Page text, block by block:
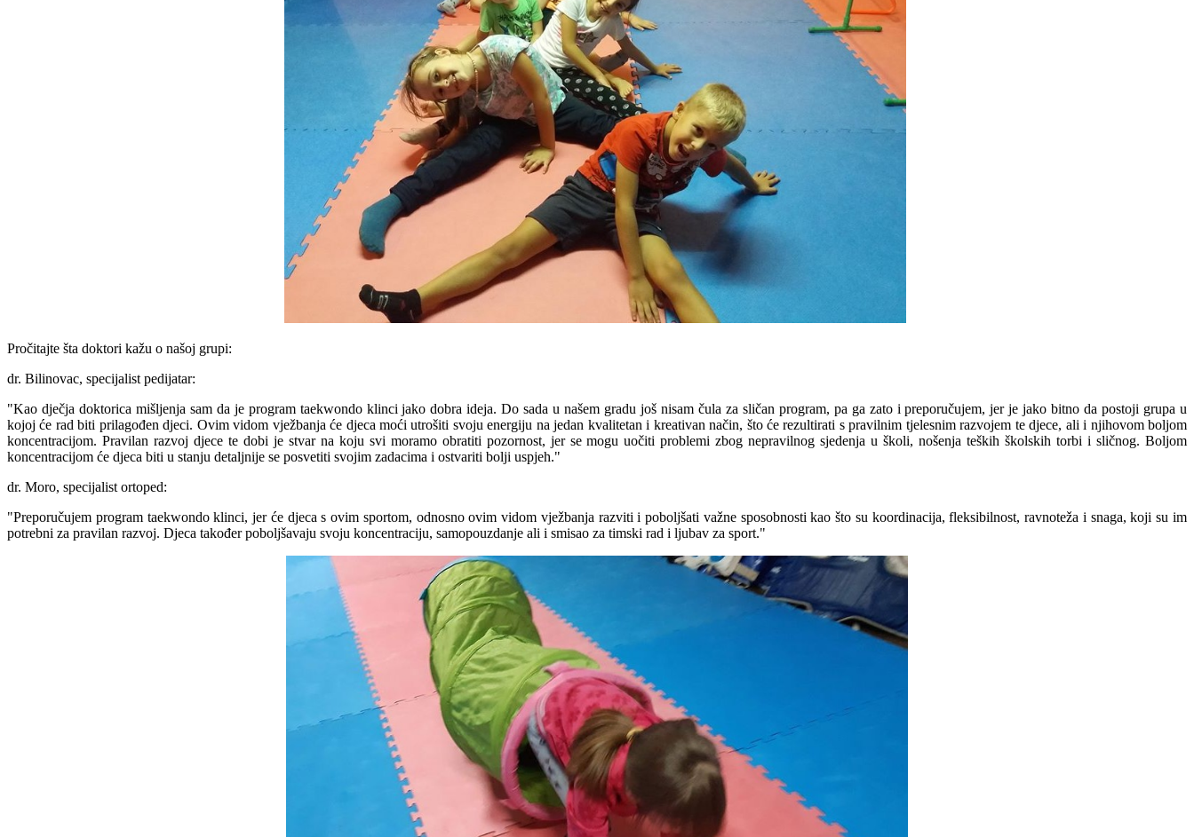
Pročitajte šta doktori kažu o našoj grupi:
dr. Bilinovac, specijalist pedijatar:
"Kao dječja doktorica mišljenja sam da je program taekwondo klinci jako dobra ideja. Do sada u našem gradu još nisam čula za sličan program, pa ga zato i preporučujem, jer je jako bitno da postoji grupa u
kojoj će rad biti prilagođen djeci. Ovim vidom vježbanja će djeca moći utrošiti svoju energiju na jedan kvalitetan i kreativan način, što će rezultirati s pravilnim tjelesnim razvojem te djece, ali i njihovom boljom
koncentracijom. Pravilan razvoj djece te dobi je stvar na koju svi moramo obratiti pozornost, jer se mogu uočiti problemi zbog nepravilnog sjedenja u školi, nošenja teških školskih torbi i sličnog. Boljom
koncentracijom će djeca biti u stanju detaljnije se posvetiti svojim zadacima i ostvariti bolji uspjeh."
dr. Moro, specijalist ortoped:
"Preporučujem program taekwondo klinci, jer će djeca s ovim sportom, odnosno ovim vidom vježbanja razviti i poboljšati važne sposobnosti kao što su koordinacija, fleksibilnost, ravnoteža i snaga, koji su im
potrebni za pravilan razvoj. Djeca također poboljšavaju svoju koncentraciju, samopouzdanje ali i smisao za timski rad i ljubav za sport."